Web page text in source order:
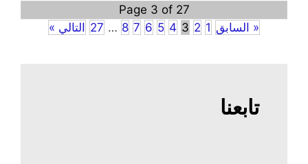
Page 3 of 27
« السابق 1
2
3
4
5
6
7
8
…
27 التالي »
تابعنا